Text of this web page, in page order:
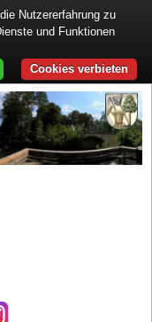
Nutzererfahrung zu
und Funktionen
Cookies verbieten